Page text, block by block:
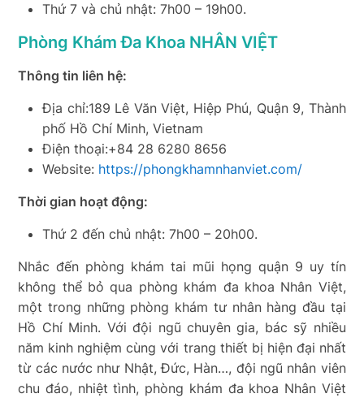
Thứ 7 và chủ nhật: 7h00 – 19h00.
Phòng Khám Đa Khoa NHÂN VIỆT
Thông tin liên hệ:
Địa chỉ:189 Lê Văn Việt, Hiệp Phú, Quận 9, Thành
phố Hồ Chí Minh, Vietnam
Điện thoại:+84 28 6280 8656
Website: https://phongkhamnhanviet.com/
Thời gian hoạt động:
Thứ 2 đến chủ nhật: 7h00 – 20h00.
Nhắc đến phòng khám tai mũi họng quận 9 uy tín
không thể bỏ qua phòng khám đa khoa Nhân Việt,
một trong những phòng khám tư nhân hàng đầu tại
Hồ Chí Minh. Với đội ngũ chuyên gia, bác sỹ nhiều
năm kinh nghiệm cùng với trang thiết bị hiện đại nhất
từ các nước như Nhật, Đức, Hàn…, đội ngũ nhân viên
chu đáo, nhiệt tình, phòng khám đa khoa Nhân Việt